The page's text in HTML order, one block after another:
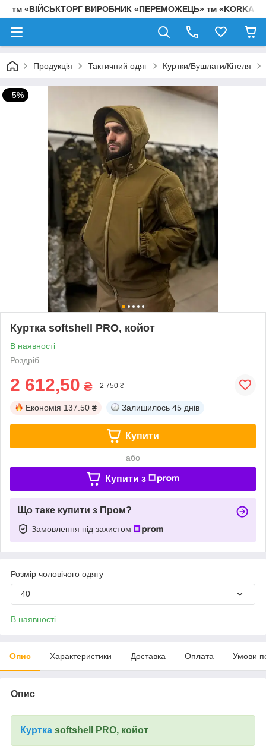
тм «ВІЙСЬКТОРГ ВИРОБНИК «ПЕРЕМОЖЕЦЬ» тм «KORKA»
Продукція Тактичний одяг Куртки/Бушлати/Кітеля
–5%
Куртка softshell PRO, койот
В наявності
Роздріб
2 612,50 ₴ 2 750 ₴
Економія 137.50 ₴ Залишилось 45 днів
Купити
або
Купити з
Що таке купити з Пром?
Замовлення під захистом
Розмір чоловічого одягу
40
В наявності
Опис Характеристики Доставка Оплата Умови
Опис
Куртка softshell PRO, койот